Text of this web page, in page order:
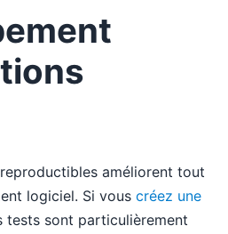
améliorent tout
logiciel. Si vous créez une
tests sont particulièrement